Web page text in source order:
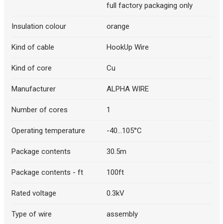
full factory packaging only
Insulation colour orange
Kind of cable HookUp Wire
Kind of core Cu
Manufacturer ALPHA WIRE
Number of cores 1
Operating temperature -40...105°C
Package contents 30.5m
Package contents - ft 100ft
Rated voltage 0.3kV
Type of wire assembly